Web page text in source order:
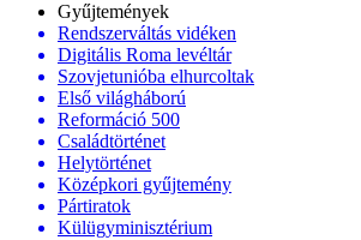
Gyűjtemények
Rendszerváltás vidéken
Digitális Roma levéltár
Szovjetunióba elhurcoltak
Első világháború
Reformáció 500
Családtörténet
Helytörténet
Középkori gyűjtemény
Pártiratok
Külügyminisztérium